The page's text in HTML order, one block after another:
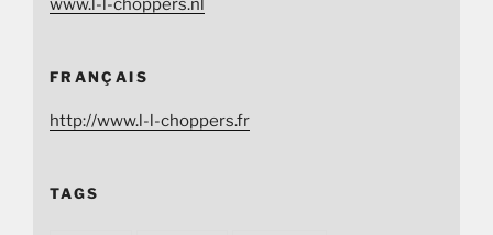
www.l-l-choppers.nl
FRANÇAIS
http://www.l-l-choppers.fr
TAGS